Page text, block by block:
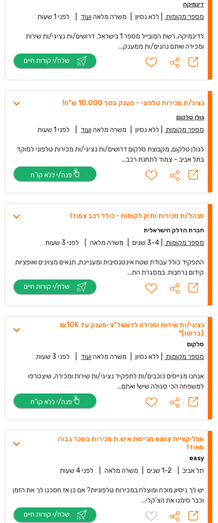
דינמיקה
מספר מקומות ללא נסיון משרה מלאה ועוד לפני 1 שעות
לדינמיקה, רשת המובייל מספר 1 בישראל, דרושים/ות נציגי/ות שירות
ומכירה ואתם נהנים/ות ממענק...
נציג/ת מכירות טלפוני – מענק בסך 10,000 ש"ח!
גולן טלקום
מספר מקומות ללא נסיון משרה מלאה ועוד לפני 1 שעות
לגולן טלקום, מקבוצת סלקום דרושים/ות נציגי/ות מכירות טלפוני למוקד
בתל אביב – צמוד לתחנת רכב...
מנהל/ת מכירות ותיק לקוחות - כולל רכב צמוד!
חברת הדלק הישראלית
מספר מקומות 3-4 שנים משרה מלאה לפני 3 שעות
התפקיד כולל עבודת שטח אינטנסיבית ומעניינת, תנאים מצוינים ואופציות
קידום נרחבות. במסגרת הת...
נציגי/ות שירות ומכירה לראשל"צ-מענק עד 10K₪
(ברוטו)*
סלקום
מספר מקומות ללא נסיון משרה מלאה ועוד לפני 3 שעות
אנחנו מגייסים כוכבים/ות לתפקיד נציגי/ות שירות ומכירה, שיצטרפו
למשפחה הכי סגולה שיש! ואתם...
אפליקציית easy מגייסת איש.ת מכירות בשכר גבוה
מאוד!
easy
תל אביב 1-2 שנים משרה מלאה לפני 4 שעות
יש לך ניסיון מוכח ומוצלח במכירות טלפוניות? אם כן אז חסכנו לך את הזמן
וכבר סימנו את הצ'קלי...